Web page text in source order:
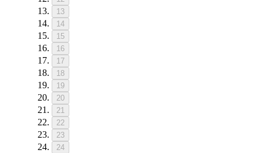
13
14
15
16
17
18
19
20
21
22
23
24